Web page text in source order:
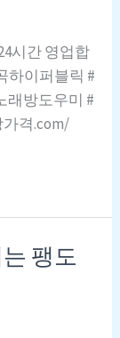
시간 영업합
하이퍼블릭 #
래방도우미 #
격.com/
팽도